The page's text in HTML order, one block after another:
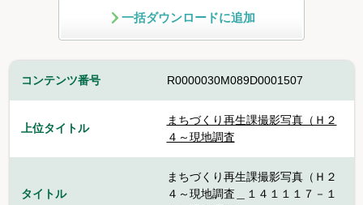
一括ダウンロードに追加
コンテンツ番号 R0000030M089D0001507
上位タイトル
まちづくり再生課撮影写真（Ｈ２
４～現地調査
タイトル
まちづくり再生課撮影写真（Ｈ２
４～現地調査＿１４１１１７－１